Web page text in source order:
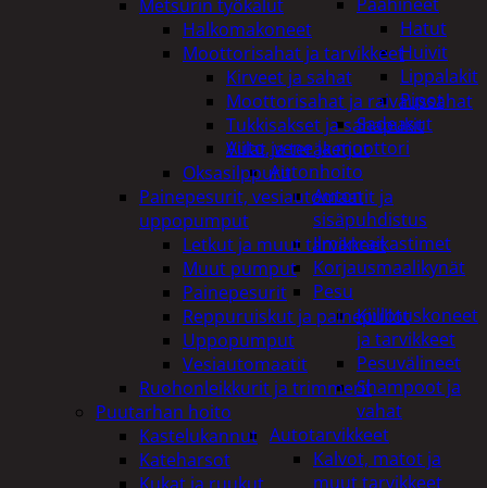
Hatut
Huivit
Lippalakit
Pipot
Sadeasut
Auto, vene ja moottori
Autonhoito
Auton
sisäpuhdistus
Ilmanraikastimet
Korjausmaalikynät
Pesu
Kiillotuskoneet
ja tarvikkeet
Pesuvälineet
Shampoot ja
vahat
Autotarvikkeet
Kalvot, matot ja
muut tarvikkeet
Metsurin työkalut
Halkomakoneet
Moottorisahat ja tarvikkeet
Kirveet ja sahat
Moottorisahat ja raivaussahat
Tukkisakset ja sahapukit
Viilat ja teräketjut
Oksasilppurit
Painepesurit, vesiautomaatit ja
uppopumput
Letkut ja muut tarvikkeet
Muut pumput
Painepesurit
Reppuruiskut ja painepullot
Uppopumput
Vesiautomaatit
Ruohonleikkurit ja trimmerit
Puutarhan hoito
Kastelukannut
Kateharsot